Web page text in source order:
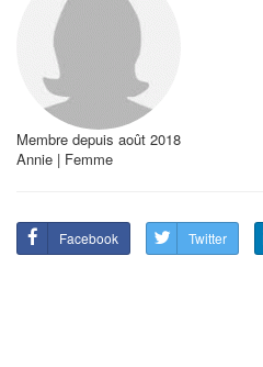
Membre depuis août 2018
Annie | Femme
Facebook Twitter